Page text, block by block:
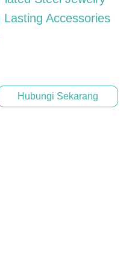
Accessories
Hubungi Sekarang